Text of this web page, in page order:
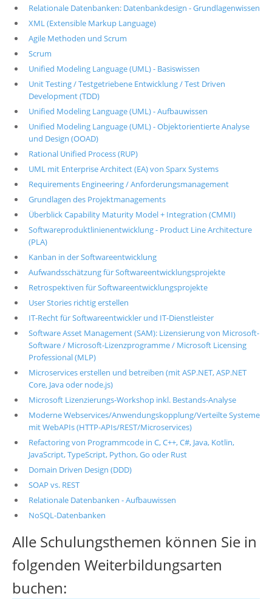
Relationale Datenbanken: Datenbankdesign - Grundlagenwissen
XML (Extensible Markup Language)
Agile Methoden und Scrum
Scrum
Unified Modeling Language (UML) - Basiswissen
Unit Testing / Testgetriebene Entwicklung / Test Driven
Development (TDD)
Unified Modeling Language (UML) - Aufbauwissen
Unified Modeling Language (UML) - Objektorientierte Analyse
und Design (OOAD)
Rational Unified Process (RUP)
UML mit Enterprise Architect (EA) von Sparx Systems
Requirements Engineering / Anforderungsmanagement
Grundlagen des Projektmanagements
Überblick Capability Maturity Model + Integration (CMMI)
Softwareproduktlinienentwicklung - Product Line Architecture
(PLA)
Kanban in der Softwareentwicklung
Aufwandsschätzung für Softwareentwicklungsprojekte
Retrospektiven für Softwareentwicklungsprojekte
User Stories richtig erstellen
IT-Recht für Softwareentwickler und IT-Dienstleister
Software Asset Management (SAM): Lizensierung von Microsoft-
Software / Microsoft-Lizenzprogramme / Microsoft Licensing
Professional (MLP)
Microservices erstellen und betreiben (mit ASP.NET, ASP.NET
Core, Java oder node.js)
Microsoft Lizenzierungs-Workshop inkl. Bestands-Analyse
Moderne Webservices/Anwendungskopplung/Verteilte Systeme
mit WebAPIs (HTTP-APIs/REST/Microservices)
Refactoring von Programmcode in C, C++, C#, Java, Kotlin,
JavaScript, TypeScript, Python, Go oder Rust
Domain Driven Design (DDD)
SOAP vs. REST
Relationale Datenbanken - Aufbauwissen
NoSQL-Datenbanken
Alle Schulungsthemen können Sie in
folgenden Weiterbildungsarten
buchen: